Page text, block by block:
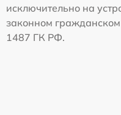
исключительно на
законном гражданском
1487 ГК РФ.